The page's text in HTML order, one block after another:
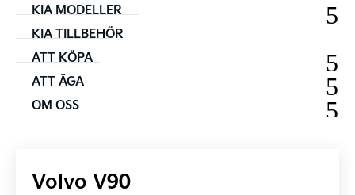
KIA MODELLER
KIA TILLBEHÖR
ATT KÖPA
ATT ÄGA
OM OSS
Volvo V90